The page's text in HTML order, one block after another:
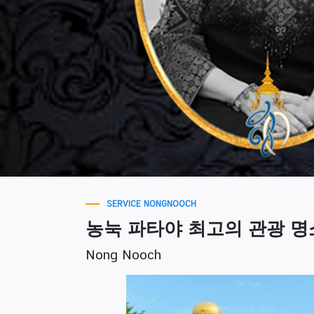
SERVICE NONGNOOCH
농눅 파타야 최고의 관광 명
Nong Nooch